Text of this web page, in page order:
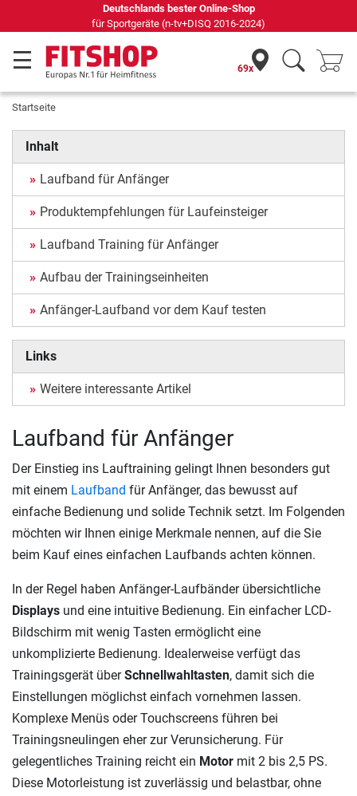
Deutschlands bester Online-Shop
für Sportgeräte (n-tv+DISQ 2016-2024)
69x
Startseite
Inhalt
Laufband für Anfänger
Produktempfehlungen für Laufeinsteiger
Laufband Training für Anfänger
Aufbau der Trainingseinheiten
Anfänger-Laufband vor dem Kauf testen
Links
Weitere interessante Artikel
Laufband für Anfänger
Der Einstieg ins Lauftraining gelingt Ihnen besonders gut
mit einem Laufband für Anfänger, das bewusst auf
einfache Bedienung und solide Technik setzt. Im Folgenden
möchten wir Ihnen einige Merkmale nennen, auf die Sie
beim Kauf eines einfachen Laufbands achten können.
In der Regel haben Anfänger-Laufbänder übersichtliche
Displays und eine intuitive Bedienung. Ein einfacher LCD-
Bildschirm mit wenig Tasten ermöglicht eine
unkomplizierte Bedienung. Idealerweise verfügt das
Trainingsgerät überSchnellwahltasten, damit sich die
Einstellungen möglichst einfach vornehmen lassen.
Komplexe Menüs oder Touchscreens führen bei
Trainingsneulingen eher zur Verunsicherung. Für
gelegentliches Training reicht ein Motor mit 2 bis 2,5 PS.
Diese Motorleistung ist zuverlässig und belastbar, ohne